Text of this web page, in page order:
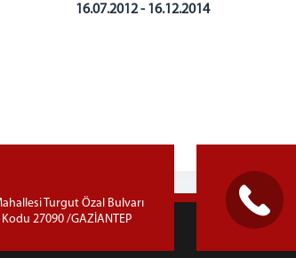
16.07.2012 - 16.12.2014
Turgut Özal Bulvarı
27090 /GAZİANTEP